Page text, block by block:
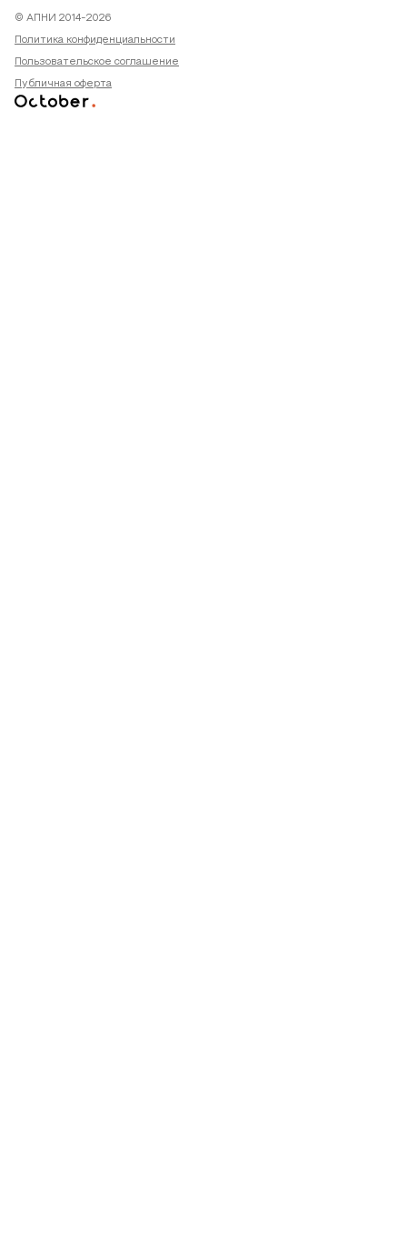
© АПНИ 2014-2026
Политика конфиденциальности
Пользовательское соглашение
Публичная оферта